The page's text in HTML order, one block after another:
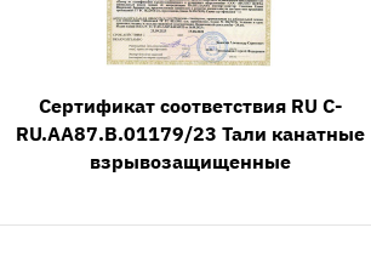
Сертификат соответствия RU C-
RU.AA87.B.01179/23 Тали канатные
взрывозащищенные